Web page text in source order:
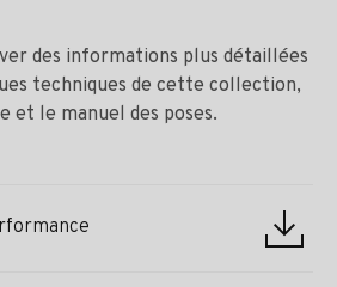
des informations plus détaillées
techniques de cette collection,
et le manuel des poses.